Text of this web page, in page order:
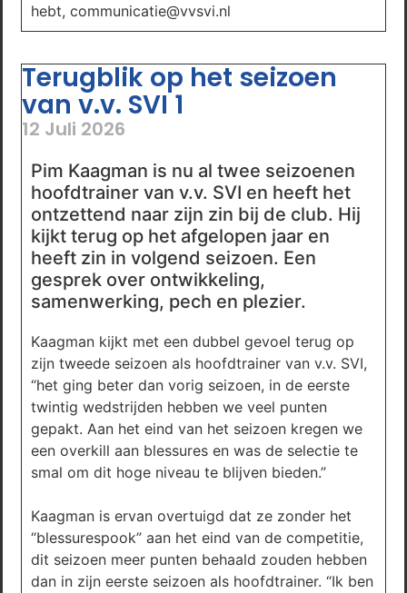
hebt, communicatie@vvsvi.nl
Terugblik op het seizoen
van v.v. SVI 1
12 Juli 2026
Pim Kaagman is nu al twee seizoenen
hoofdtrainer van v.v. SVI en heeft het
ontzettend naar zijn zin bij de club. Hij
kijkt terug op het afgelopen jaar en
heeft zin in volgend seizoen. Een
gesprek over ontwikkeling,
samenwerking, pech en plezier.
Kaagman kijkt met een dubbel gevoel terug op
zijn tweede seizoen als hoofdtrainer van v.v. SVI,
“het ging beter dan vorig seizoen, in de eerste
twintig wedstrijden hebben we veel punten
gepakt. Aan het eind van het seizoen kregen we
een overkill aan blessures en was de selectie te
smal om dit hoge niveau te blijven bieden.”
Kaagman is ervan overtuigd dat ze zonder het
“blessurespook” aan het eind van de competitie,
dit seizoen meer punten behaald zouden hebben
dan in zijn eerste seizoen als hoofdtrainer. “Ik ben